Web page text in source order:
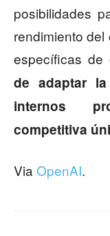
posibilidades
rendimiento
específicas de
de adaptar
internos
competitiva
Via OpenAI.